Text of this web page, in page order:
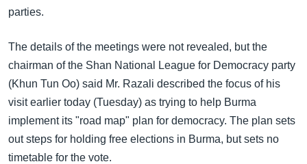
စာမျက်နှာ
ကျော်
ကြည့်
ရန်
ရှာဖွေ
ရန်
နေရာ
သို့
ဘာသာစကားများ
parties.
The details of the meetings were not revealed, but the
chairman of the Shan National League for Democracy party
(Khun Tun Oo) said Mr. Razali described the focus of his
visit earlier today (Tuesday) as trying to help Burma
implement its "road map" plan for democracy. The plan sets
out steps for holding free elections in Burma, but sets no
timetable for the vote.